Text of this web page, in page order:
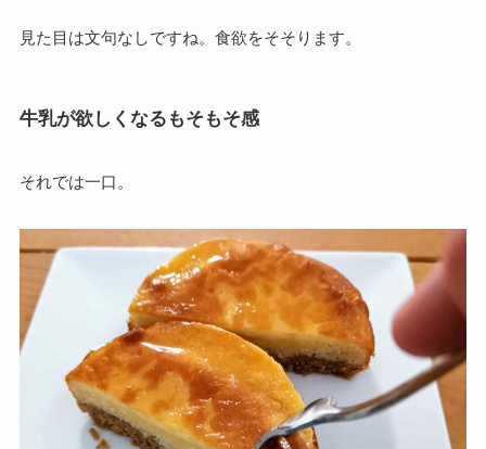
見た目は文句なしですね。食欲をそそります。
牛乳が欲しくなるもそもそ感
それでは一口。